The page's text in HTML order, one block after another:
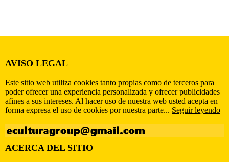
AVISO LEGAL
Este sitio web utiliza cookies tanto propias como de terceros para
poder ofrecer una experiencia personalizada y ofrecer publicidades
afines a sus intereses. Al hacer uso de nuestra web usted acepta en
forma expresa el uso de cookies por nuestra parte... Seguir leyendo
ACERCA DEL SITIO